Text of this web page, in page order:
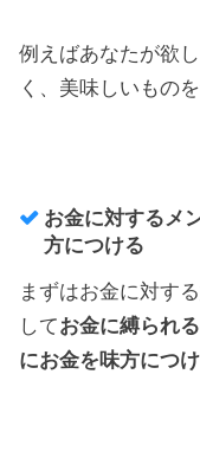
例えばあなたが欲
く、美味しいもの
お金に対するメ
方につける
まずはお金に対す
してお金に縛られ
にお金を味方につ